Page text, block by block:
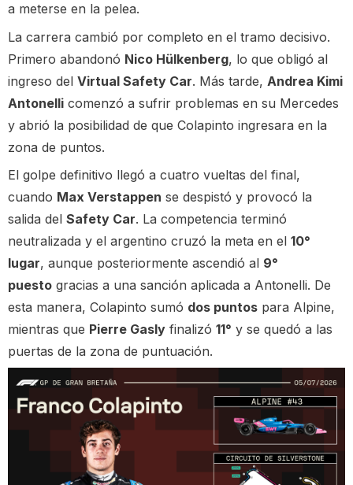
a meterse en la pelea.
La carrera cambió por completo en el tramo decisivo.
Primero abandonó Nico Hülkenberg, lo que obligó al
ingreso del Virtual Safety Car. Más tarde, Andrea Kimi
Antonelli comenzó a sufrir problemas en su Mercedes
y abrió la posibilidad de que Colapinto ingresara en la
zona de puntos.
El golpe definitivo llegó a cuatro vueltas del final,
cuando Max Verstappen se despistó y provocó la
salida del Safety Car. La competencia terminó
neutralizada y el argentino cruzó la meta en el 10°
lugar, aunque posteriormente ascendió al 9°
puesto gracias a una sanción aplicada a Antonelli. De
esta manera, Colapinto sumó dos puntos para Alpine,
mientras que Pierre Gasly finalizó 11° y se quedó a las
puertas de la zona de puntuación.